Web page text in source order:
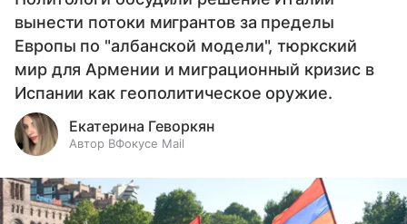
вынести потоки мигрантов за пределы
Европы по "албанской модели", тюркский
мир для Армении и миграционный кризис в
Испании как геополитическое оружие.
Екатерина Геворкян
Автор ВФокусе Mail